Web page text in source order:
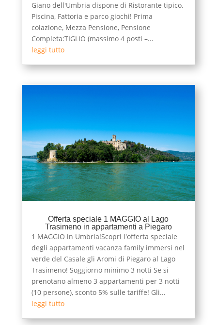
Giano dell'Umbria dispone di Ristorante tipico,
Piscina, Fattoria e parco giochi! Prima
colazione, Mezza Pensione, Pensione
Completa:TIGLIO (massimo 4 posti –...
leggi tutto
Offerta speciale 1 MAGGIO al Lago
Trasimeno in appartamenti a Piegaro
1 MAGGIO in Umbria!Scopri l'offerta speciale
degli appartamenti vacanza family immersi nel
verde del Casale gli Aromi di Piegaro al Lago
Trasimeno! Soggiorno minimo 3 notti Se si
prenotano almeno 3 appartamenti per 3 notti
(10 persone), sconto 5% sulle tariffe! Gli...
leggi tutto